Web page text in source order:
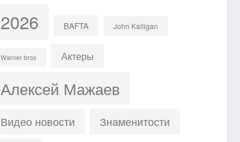
2026 BAFTA John Kalligan
Warner bros Актеры
Алексей Мажаев
Видео новости Знаменитости